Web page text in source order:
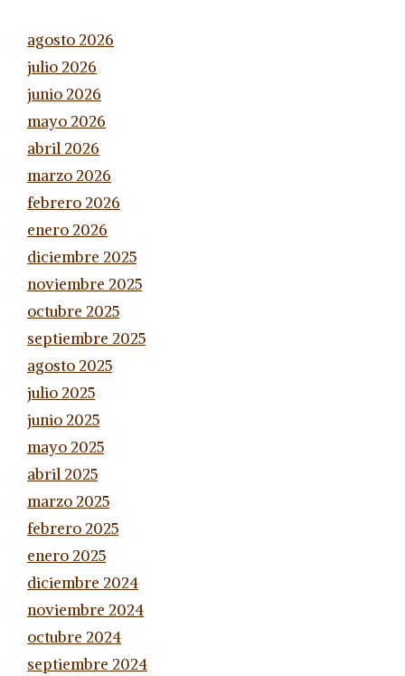
agosto 2026
julio 2026
junio 2026
mayo 2026
abril 2026
marzo 2026
febrero 2026
enero 2026
diciembre 2025
noviembre 2025
octubre 2025
septiembre 2025
agosto 2025
julio 2025
junio 2025
mayo 2025
abril 2025
marzo 2025
febrero 2025
enero 2025
diciembre 2024
noviembre 2024
octubre 2024
septiembre 2024